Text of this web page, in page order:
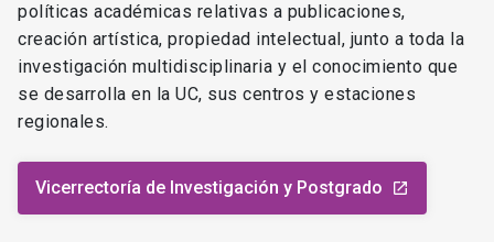
políticas académicas relativas a publicaciones,
creación artística, propiedad intelectual, junto a toda la
investigación multidisciplinaria y el conocimiento que
se desarrolla en la UC, sus centros y estaciones
regionales.
Vicerrectoría de Investigación y Postgrado launch